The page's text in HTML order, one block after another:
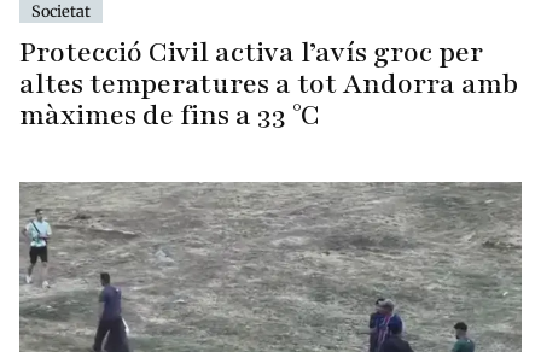
Societat
Protecció Civil activa l’avís groc per
altes temperatures a tot Andorra amb
màximes de fins a 33 °C